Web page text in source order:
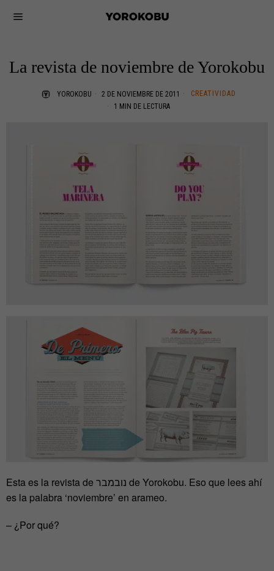
La revista de noviembre de Yorokobu
YOROKOBU 2 DE NOVIEMBRE DE 2011
CREATIVIDAD
1 MIN DE LECTURA
Esta es la revista de נובמבר de Yorokobu. Eso que lees ahí
es la palabra ‘noviembre’ en arameo.
– ¿Por qué?